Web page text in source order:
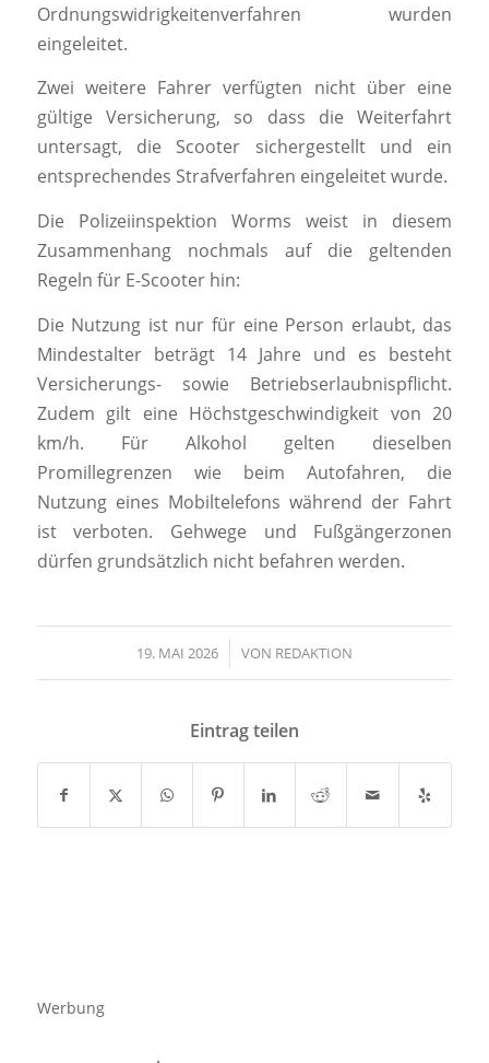
Ordnungswidrigkeitenverfahren wurden
eingeleitet.
Zwei weitere Fahrer verfügten nicht über eine
gültige Versicherung, so dass die Weiterfahrt
untersagt, die Scooter sichergestellt und ein
entsprechendes Strafverfahren eingeleitet wurde.
Die Polizeiinspektion Worms weist in diesem
Zusammenhang nochmals auf die geltenden
Regeln für E-Scooter hin:
Die Nutzung ist nur für eine Person erlaubt, das
Mindestalter beträgt 14 Jahre und es besteht
Versicherungs- sowie Betriebserlaubnispflicht.
Zudem gilt eine Höchstgeschwindigkeit von 20
km/h. Für Alkohol gelten dieselben
Promillegrenzen wie beim Autofahren, die
Nutzung eines Mobiltelefons während der Fahrt
ist verboten. Gehwege und Fußgängerzonen
dürfen grundsätzlich nicht befahren werden.
19. MAI 2026
/ VON REDAKTION
Eintrag teilen
Werbung